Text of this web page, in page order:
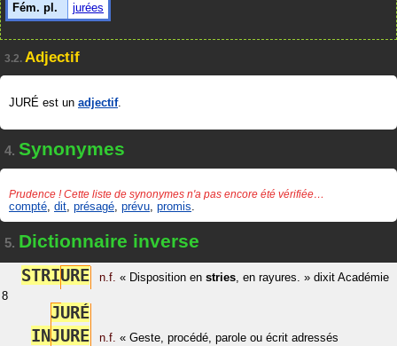
Fém. pl.
jurées
3.2. Adjectif
JURÉ est un adjectif.
4. Synonymes
Prudence ! Cette liste de synonymes n'a pas encore été vérifiée…
compté dit présagé prévu promis
5. Dictionnaire inverse
STRIURE n.f. « Disposition en stries , en rayures. » dixit Académie
8
JURÉ
INJURE n.f. « Geste, procédé, parole ou écrit adressés